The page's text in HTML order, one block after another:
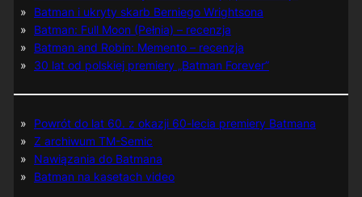
Batman i ukryty skarb Berniego Wrightsona
Batman: Full Moon (Pełnia) – recenzja
Batman and Robin: Memento – recenzja
30 lat od polskiej premiery „Batman Forever”
Powrót do lat 60. z okazji 60-lecia premiery Batmana
Z archiwum TM-Semic
Nawiązania do Batmana
Batman na kasetach video